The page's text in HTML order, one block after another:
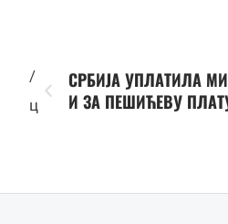
/
ц
СРБИЈА УПЛАТИЛА
И ЗА ПЕШИЋЕВУ